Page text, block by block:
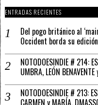
ENTRADAS RECIENTES
Del pogo británico al
Occident borda su
NOTODOESINDIE # 214:
UMBRA, LEÓN
NOTODOESINDIE # 213: